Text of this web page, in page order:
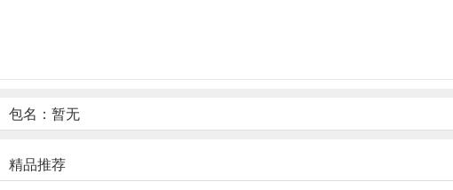
>刺激的迷你对战
>新颖的混战消除
包名：暂无
精品推荐